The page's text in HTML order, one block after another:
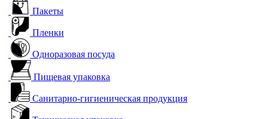
Пакеты
Пленки
Одноразовая посуда
Пищевая упаковка
Санитарно-гигиеническая продукция